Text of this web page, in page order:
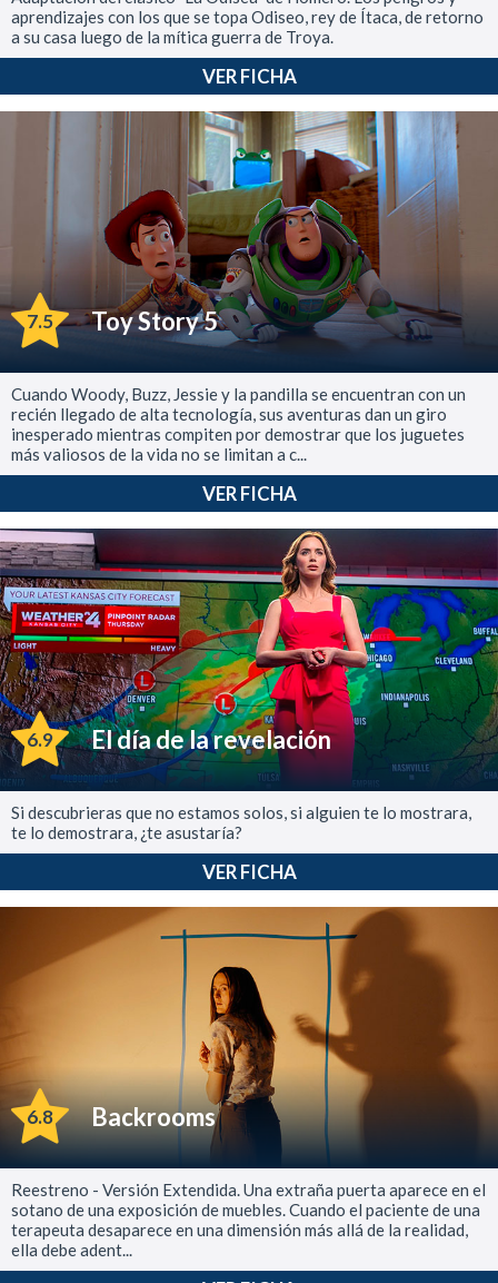
aprendizajes con los que se topa Odiseo, rey de Ítaca, de retorno
a su casa luego de la mítica guerra de Troya.
VER FICHA
7.5 Toy Story 5
Cuando Woody, Buzz, Jessie y la pandilla se encuentran con un
recién llegado de alta tecnología, sus aventuras dan un giro
inesperado mientras compiten por demostrar que los juguetes
más valiosos de la vida no se limitan a c...
VER FICHA
6.9 El día de la revelación
Si descubrieras que no estamos solos, si alguien te lo mostrara,
te lo demostrara, ¿te asustaría?
VER FICHA
6.8 Backrooms
Reestreno - Versión Extendida. Una extraña puerta aparece en el
sotano de una exposición de muebles. Cuando el paciente de una
terapeuta desaparece en una dimensión más allá de la realidad,
ella debe adent...